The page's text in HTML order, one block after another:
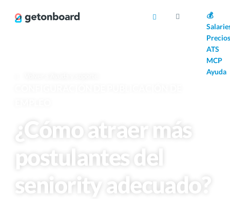
💰
Precios
ATS
MCP
Ayuda
¿Cómo atraer más
postulantes del
seniority adecuado?